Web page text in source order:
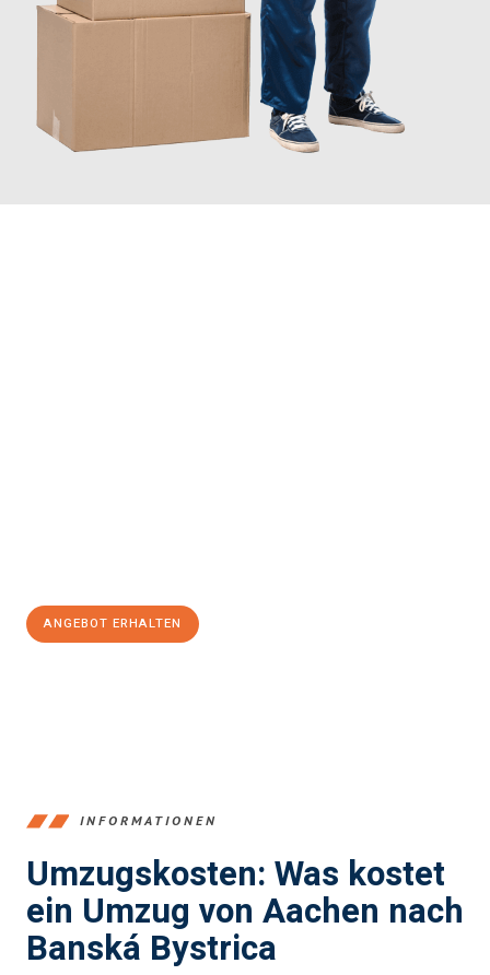
ANGEBOT ERHALTEN
INFORMATIONEN
Umzugskosten: Was kostet
ein Umzug von Aachen nach
Banská Bystrica